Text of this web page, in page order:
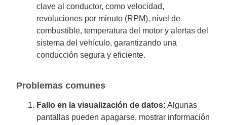
clave al conductor, como velocidad,
revoluciones por minuto (RPM), nivel de
combustible, temperatura del motor y alertas del
sistema del vehículo, garantizando una
conducción segura y eficiente.
Problemas comunes
Fallo en la visualización de datos: Algunas
pantallas pueden apagarse, mostrar información